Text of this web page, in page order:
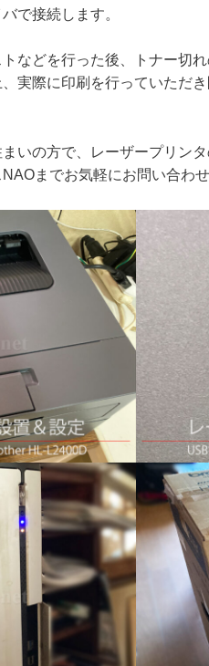
で接続します。
などを行った後、トナー切
実際に印刷を行っていただ
いの方で、レーザープリン
までお気軽にお問い合わせ